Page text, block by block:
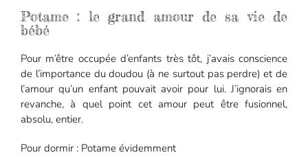
Potame : le grand amour de sa vie de
bébé
Pour m’être occupée d’enfants très tôt, j’avais conscience
de l’importance du doudou (à ne surtout pas perdre) et de
l’amour qu’un enfant pouvait avoir pour lui. J’ignorais en
revanche, à quel point cet amour peut être fusionnel,
absolu, entier.
Pour dormir : Potame évidemment